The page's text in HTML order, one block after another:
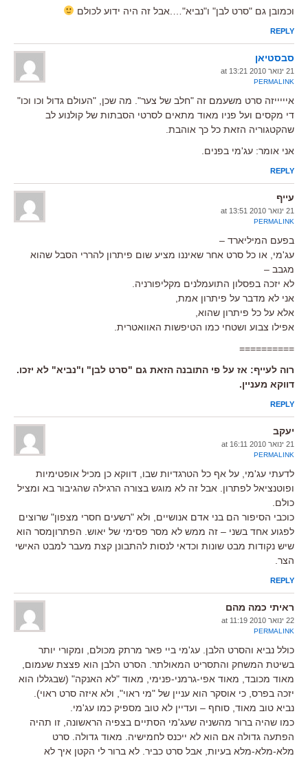
וכמובן גם "סרט לבן" ו"נביא"….אבל זה היה ידוע לכולם
REPLY
סבסטיאן
21 ינואר 2010 at 13:21
PERMALINK
איייייזה סרט משעמם זה "חלב של צער". מה שכן, "העולם גדול וכו וכו"
די מקסים ועל פניו מאוד מתאים לסרטי הסבתות של קולנוע לב
שהקטגוריה הזאת כל כך אוהבת.
אני אומר: עג'מי בפנים.
REPLY
עייף
21 ינואר 2010 at 13:51
PERMALINK
בפעם המיליארד –
עג'מי, או כל סרט אחר שאיננו מציע שום פיתרון להררי הסבל שהוא
מגבב –
לא יזכה בפסלון התועמלנים מקליפורניה.
אני לא מדבר על פיתרון אמת,
אלא על כל פיתרון שהוא,
אפילו צבוע ושטחי כמו הטיפשות האוואטרית.
==========
רוה לעייף: אז על פי התובנה הזאת גם "סרט לבן" ו"נביא" לא יזכו.
דווקא מעניין.
REPLY
יעקב
21 ינואר 2010 at 16:11
PERMALINK
לדעתי עג'מי, על אף כל הטרגדיות שבו, דווקא כן מכיל אופטימיות
ופוטנציאל לפתרון. אבל זה לא מוגש בצורה הרגילה שהגיבור בא ומציל
כולם.
כוכבי הסיפור הם בני אדם אנושיים, ולא "רשעים חסרי מצפון" שרוצים
לפגוע אחד בשני – זה ממש לא מסר פסימי של יאוש. הפתרוןמסר הוא
שיש נקודות מבט שונות וכדאי לנסות להתבונן קצת מעבר למבט האישי
הצר.
REPLY
ראיתי כמה מהם
22 ינואר 2010 at 11:19
PERMALINK
כולל נביא והסרט הלבן. עג'מי ביי פאר מרתק מכולם, ומקורי יותר
בשיטת המשחק והתסריט המאולתר. הסרט הלבן הוא פצצת שעמום,
מאוד מכובד, מאוד אפי-גרמני-פנימי, מאוד "לא האנקה" (שבגללו הוא
יזכה בפרס, כי אוסקר הוא עניין של "מי ראוי", ולא איזה סרט ראוי).
נביא טוב מאוד, סוחף – ועדיין לא טוב מספיק כמו עג'מי.
כמו שהיה ברור מהשניה שעג'מי הסתיים בצפיה הראשונה, זו תהיה
הפתעה גדולה אם הוא לא ייכנס לחמישיה. מאוד גדולה. סרט
מלא-מלא-מלא בעיות, אבל סרט כביר. לא ברור לי הקטן איך לא